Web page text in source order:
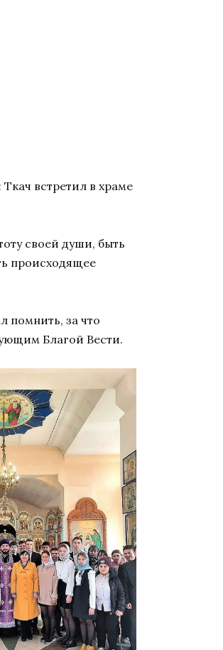
встретил в храме
своей души, быть
происходящее
помнить, за что
Благой Вести.